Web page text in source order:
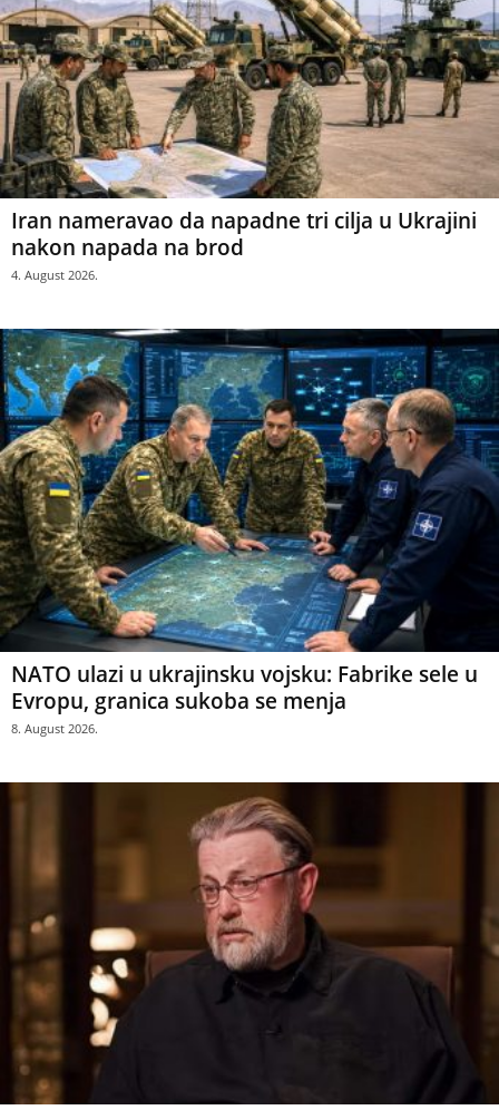
Iran nameravao da napadne tri cilja u Ukrajini
nakon napada na brod
4. August 2026.
NATO ulazi u ukrajinsku vojsku: Fabrike sele u
Evropu, granica sukoba se menja
8. August 2026.